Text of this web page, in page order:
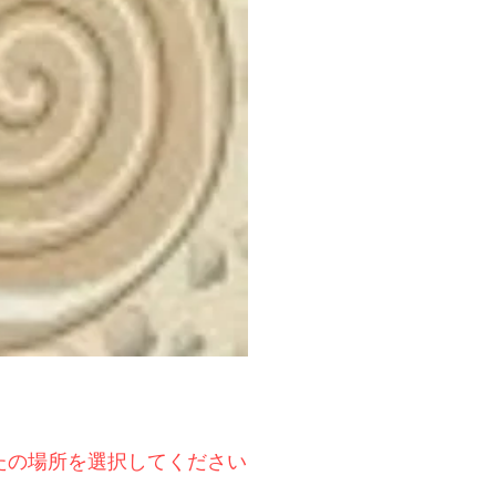
の場所を選択してください